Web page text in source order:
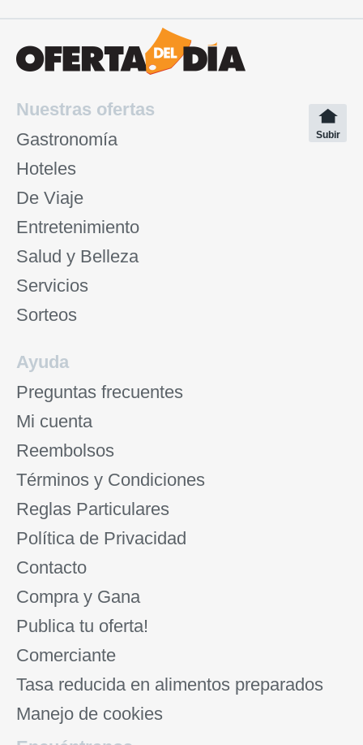
Nuestras ofertas
Gastronomía
Hoteles
De Viaje
Entretenimiento
Salud y Belleza
Servicios
Sorteos
Subir
Ayuda
Preguntas frecuentes
Mi cuenta
Reembolsos
Términos y Condiciones
Reglas Particulares
Política de Privacidad
Contacto
Compra y Gana
Publica tu oferta!
Comerciante
Tasa reducida en alimentos preparados
Manejo de cookies